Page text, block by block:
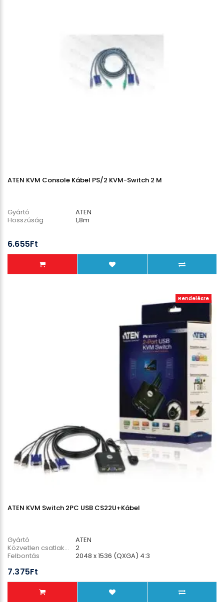
ATEN KVM Console Kábel PS/2 KVM-Switch 2 M
Gyártó
ATEN
Hosszúság
1,8m
6.655Ft
Rendelésre
ATEN KVM Switch 2PC USB CS22U+Kábel
Gyártó
ATEN
Közvetlen csatlakozó PC
2
Felbontás
2048 x 1536 (QXGA) 4:3
7.375Ft